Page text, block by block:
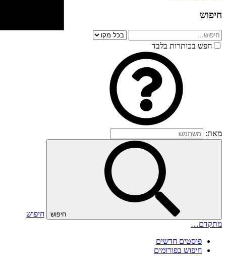
חיפוש
חפש בכותרות בלבד
מאת:
חיפוש
חיפוש
מתקדם…
פוסטים חדשים
חיפוש בפורומים